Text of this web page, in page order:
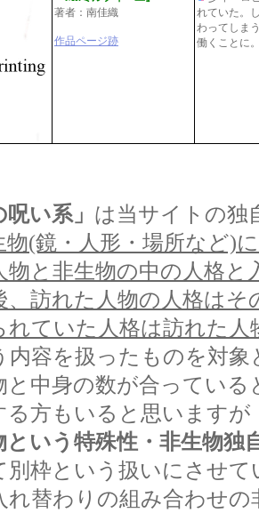
著者：南佳織
作品ページ跡
れていた。
わってしま
働くことに
呪い系」 は当サイトの独
物(鏡・人形・場所など)
物と非生物の中の人格と
、訪れた人物の人格は
れていた人格は訪れた人
内容を扱ったものを対象
と中身の数が合ってい
る方もいると思いますが
という特殊性・非生物独
別枠という扱いにさせ
れ替わりの組み合わせ